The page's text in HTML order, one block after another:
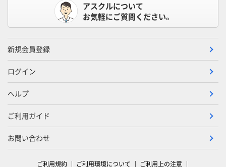
アスクルについて
お気軽にご質問ください。
新規会員登録
ログイン
ヘルプ
ご利用ガイド
お問い合わせ
ご利用規約 ご利用環境について ご利用上の注意